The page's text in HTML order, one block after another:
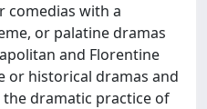
comedias with a
or palatine dramas
and Florentine
or historical dramas and
dramatic practice of